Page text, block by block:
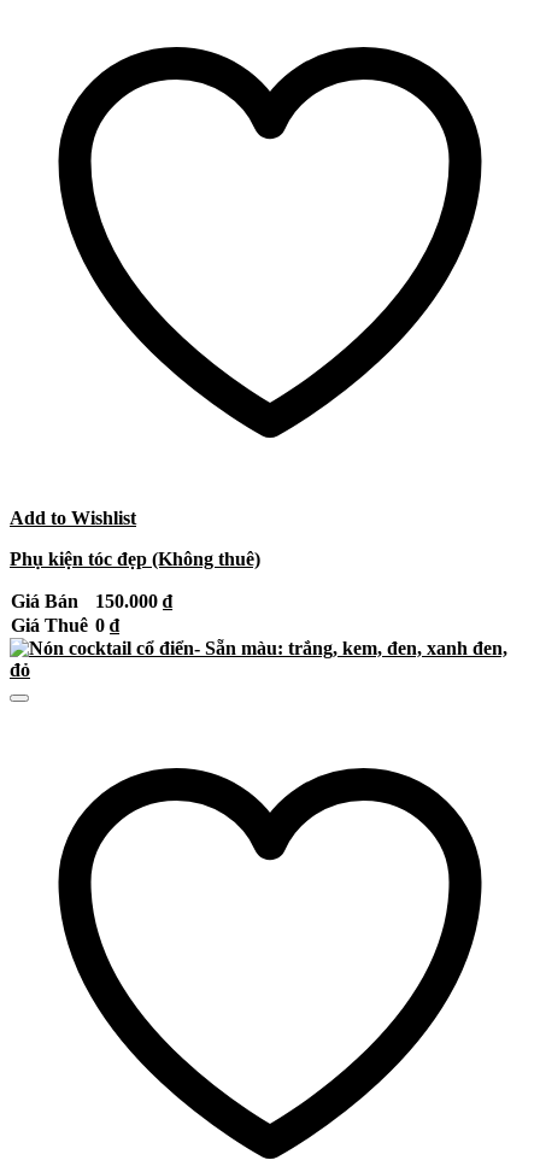
Add to Wishlist
Phụ kiện tóc đẹp (Không thuê)
Giá Bán 150.000 ₫
Giá Thuê 0 ₫